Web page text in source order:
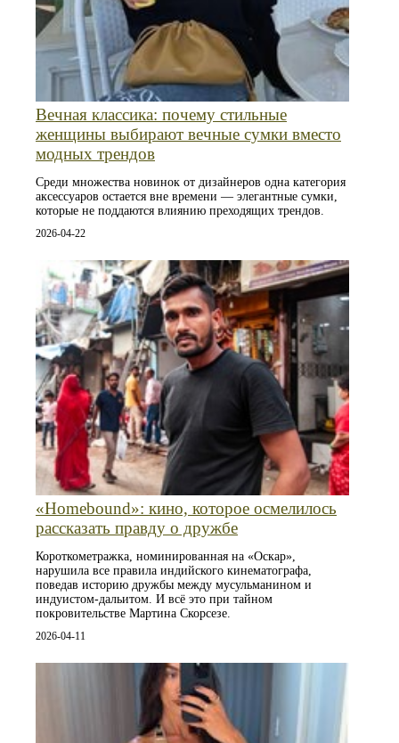
Вечная классика: почему стильные
женщины выбирают вечные сумки вместо
модных трендов
Среди множества новинок от дизайнеров одна категория
аксессуаров остается вне времени — элегантные сумки,
которые не поддаются влиянию преходящих трендов.
2026-04-22
«Homebound»: кино, которое осмелилось
рассказать правду о дружбе
Короткометражка, номинированная на «Оскар»,
нарушила все правила индийского кинематографа,
поведав историю дружбы между мусульманином и
индуистом-дальитом. И всё это при тайном
покровительстве Мартина Скорсезе.
2026-04-11